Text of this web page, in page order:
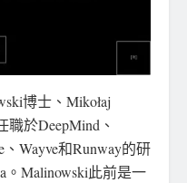
博士、Mikołaj
於DeepMind、
Wayve和Runway的研
Malinowski此前是一